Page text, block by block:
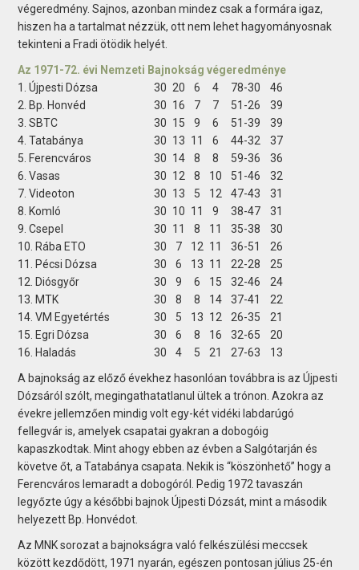
végeredmény. Sajnos, azonban mindez csak a formára igaz,
hiszen ha a tartalmat nézzük, ott nem lehet hagyományosnak
tekinteni a Fradi ötödik helyét.
Az 1971-72. évi Nemzeti Bajnokság végeredménye
1. Újpesti Dózsa
30 20 6 4 78-30
46
2. Bp. Honvéd
30 16 7 7 51-26
39
3. SBTC
30 15 9 6 51-39
39
4. Tatabánya
30 13 11 6 44-32
37
5. Ferencváros
30 14 8 8 59-36
36
6. Vasas
30 12 8 10 51-46
32
7. Videoton
30 13 5 12 47-43
31
8. Komló
30 10 11 9 38-47
31
9. Csepel
30 11 8 11 35-38
30
10. Rába ETO
30 7 12 11 36-51
26
11. Pécsi Dózsa
30 6 13 11 22-28
25
12. Diósgyőr
30 9 6 15 32-46
24
13. MTK
30 8 8 14 37-41
22
14. VM Egyetértés
30 5 13 12 26-35
21
15. Egri Dózsa
30 6 8 16 32-65
20
16. Haladás
30 4 5 21 27-63
13
A bajnokság az előző évekhez hasonlóan továbbra is az Újpesti
Dózsáról szólt, megingathatatlanul ültek a trónon. Azokra az
évekre jellemzően mindig volt egy-két vidéki labdarúgó
fellegvár is, amelyek csapatai gyakran a dobogóig
kapaszkodtak. Mint ahogy ebben az évben a Salgótarján és
követve őt, a Tatabánya csapata. Nekik is “köszönhető” hogy a
Ferencváros lemaradt a dobogóról. Pedig 1972 tavaszán
legyőzte úgy a későbbi bajnok Újpesti Dózsát, mint a második
helyezett Bp. Honvédot.
Az MNK sorozat a bajnokságra való felkészülési meccsek
között kezdődött, 1971 nyarán, egészen pontosan július 25-én